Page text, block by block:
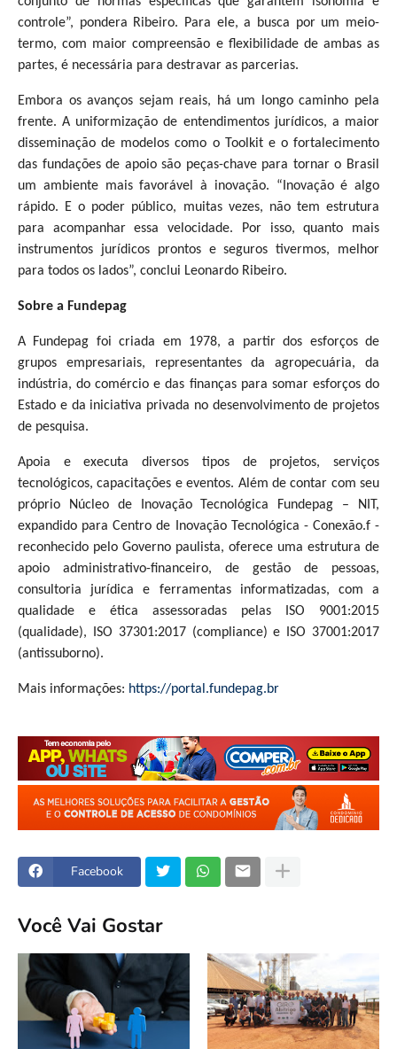
controle”, pondera Ribeiro. Para ele, a busca por um meio-
termo, com maior compreensão e flexibilidade de ambas as
partes, é necessária para destravar as parcerias.
Embora os avanços sejam reais, há um longo caminho pela
frente. A uniformização de entendimentos jurídicos, a maior
disseminação de modelos como o Toolkit e o fortalecimento
das fundações de apoio são peças-chave para tornar o Brasil
um ambiente mais favorável à inovação. “Inovação é algo
rápido. E o poder público, muitas vezes, não tem estrutura
para acompanhar essa velocidade. Por isso, quanto mais
instrumentos jurídicos prontos e seguros tivermos, melhor
para todos os lados”, conclui Leonardo Ribeiro.
Sobre a Fundepag
A Fundepag foi criada em 1978, a partir dos esforços de
grupos empresariais, representantes da agropecuária, da
indústria, do comércio e das finanças para somar esforços do
Estado e da iniciativa privada no desenvolvimento de projetos
de pesquisa.
Apoia e executa diversos tipos de projetos, serviços
tecnológicos, capacitações e eventos. Além de contar com seu
próprio Núcleo de Inovação Tecnológica Fundepag – NIT,
expandido para Centro de Inovação Tecnológica - Conexão.f -
reconhecido pelo Governo paulista, oferece uma estrutura de
apoio administrativo-financeiro, de gestão de pessoas,
consultoria jurídica e ferramentas informatizadas, com a
qualidade e ética assessoradas pelas ISO 9001:2015
(qualidade), ISO 37301:2017 (compliance) e ISO 37001:2017
(antissuborno).
Mais informações: https://portal.fundepag.br
Facebook
Você Vai Gostar